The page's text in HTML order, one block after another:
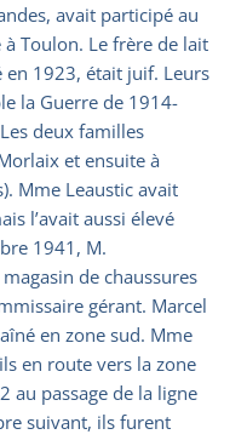
avait participé au
Toulon. Le frère de lait
en 1923, était juif. Leurs
la Guerre de 1914-
deux familles
et ensuite à
Mme Leaustic avait
l’avait aussi élevé
1941, M.
de chaussures
gérant. Marcel
en zone sud. Mme
en route vers la zone
au passage de la ligne
suivant, ils furent